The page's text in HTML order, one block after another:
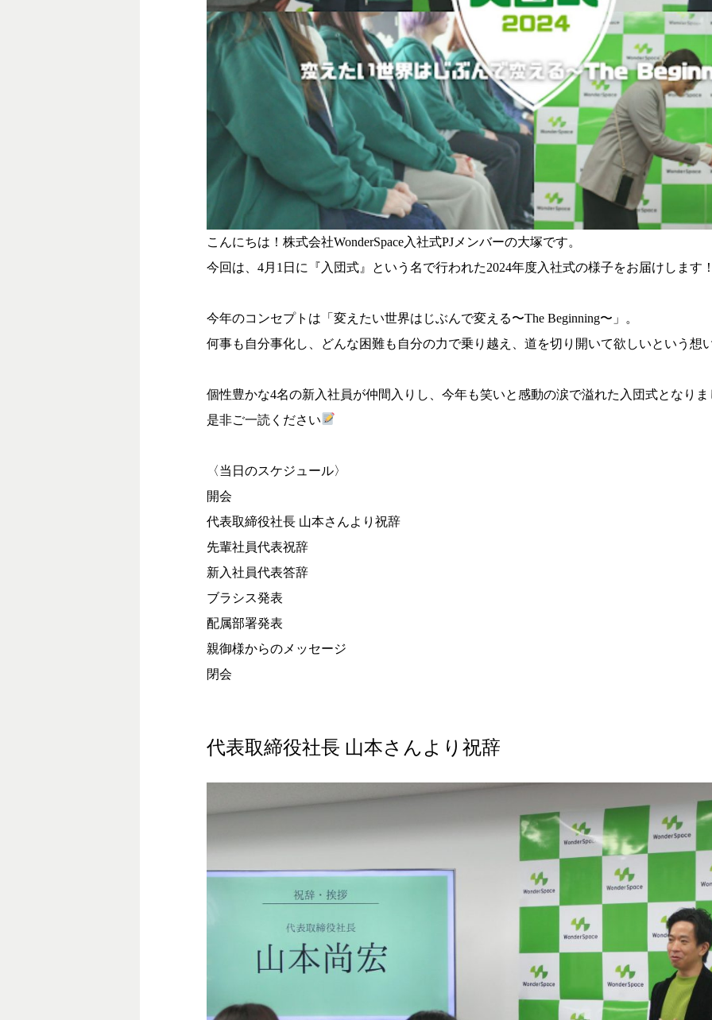
こんにちは！株式会社WonderSpace入社式PJメンバーの大塚です。
今回は、4月1日に『入団式』という名で行われた2024年度入社式の様子をお届けします
今年のコンセプトは「変えたい世界はじぶんで変える〜The Beginning〜」。
何事も自分事化し、どんな困難も自分の力で乗り越え、道を切り開いて欲しいという想
個性豊かな4名の新入社員が仲間入りし、今年も笑いと感動の涙で溢れた入団式となりま
是非ご一読ください
〈当日のスケジュール〉
開会
代表取締役社長 山本さんより祝辞
先輩社員代表祝辞
新入社員代表答辞
ブラシス発表
配属部署発表
親御様からのメッセージ
閉会
代表取締役社長 山本さんより祝辞